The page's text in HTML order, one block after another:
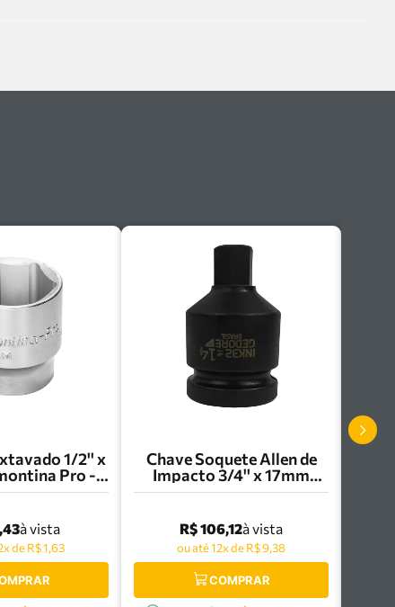
1/2'' x
Pro -
109
à vista
de R$ 1,63
Chave Soquete Allen de
Impacto 3/4'' x 17mm
Gedore - 080.277
R$ 106,12à vista
ou até 12x de R$ 9,38
COMPRAR